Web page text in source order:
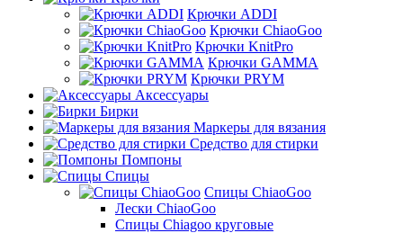
Крючки ADDI
Крючки ChiaoGoo
Крючки KnitPro
Крючки GAMMA
Крючки PRYM
Аксессуары
Бирки
Маркеры для вязания
Средство для стирки
Помпоны
Спицы
Спицы ChiaoGoo
Лески ChiaoGoo
Cпицы Сhiagoo круговые